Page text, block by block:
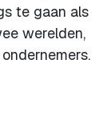
te gaan als
werelden,